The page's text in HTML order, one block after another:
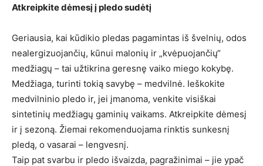
Atkreipkite dėmesį į pledo sudėtį
Geriausia, kai kūdikio pledas pagamintas iš švelnių, odos
nealergizuojančių, kūnui malonių ir „kvėpuojančių“
medžiagų – tai užtikrina geresnę vaiko miego kokybę.
Medžiaga, turinti tokią savybę – medvilnė. Ieškokite
medvilninio pledo ir, jei įmanoma, venkite visiškai
sintetinių medžiagų gaminių vaikams. Atkreipkite dėmesį
ir į sezoną. Žiemai rekomenduojama rinktis sunkesnį
pledą, o vasarai – lengvesnį.
Taip pat svarbu ir pledo išvaizda, pagražinimai – jie ypač